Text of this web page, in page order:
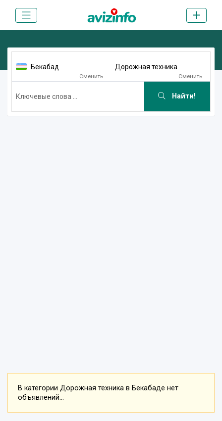
Бекабад
Сменить
Дорожная техника
Сменить
Найти!
В категории Дорожная техника в Бекабаде нет
объявлений...